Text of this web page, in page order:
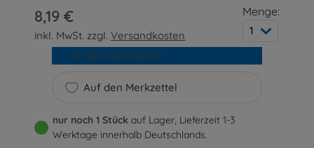
8,19 €
inkl. MwSt. zzgl.Versandkosten
Menge:
1
Auf den Merkzettel
In den Warenkorb
nur noch 1 Stück auf Lager, Lieferzeit 1-3
Werktage innerhalb Deutschlands.